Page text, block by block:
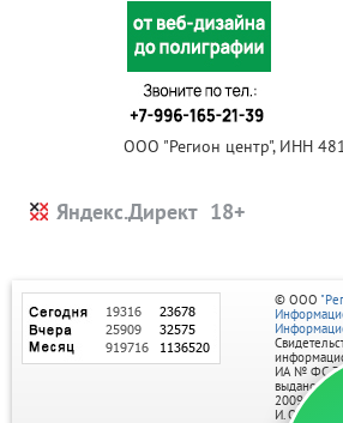
ООО "Регион центр", ИНН
Яндекс.Директ
© ООО
ИА № ФС
выдано
2009г.
И. О.